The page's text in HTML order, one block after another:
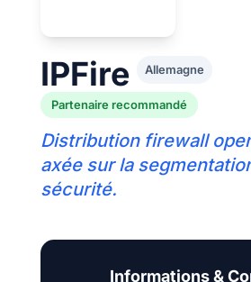
IPFire Allemagne
Partenaire recommandé
Distribution firewall
axée sur la
sécurité.
Informations &